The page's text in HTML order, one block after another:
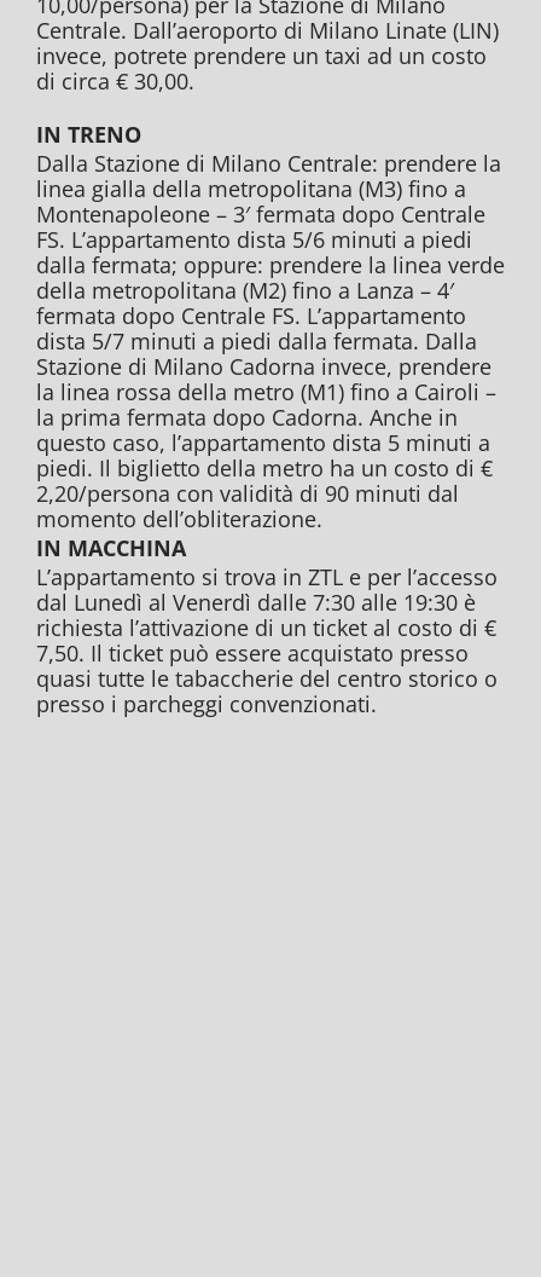
Centrale. Dall’aeroporto di Milano Linate (LIN)
invece, potrete prendere un taxi ad un costo
di circa € 30,00.
IN TRENO
Dalla Stazione di Milano Centrale: prendere la
linea gialla della metropolitana (M3) fino a
Montenapoleone – 3′ fermata dopo Centrale
FS. L’appartamento dista 5/6 minuti a piedi
dalla fermata; oppure: prendere la linea verde
della metropolitana (M2) fino a Lanza – 4′
fermata dopo Centrale FS. L’appartamento
dista 5/7 minuti a piedi dalla fermata. Dalla
Stazione di Milano Cadorna invece, prendere
la linea rossa della metro (M1) fino a Cairoli –
la prima fermata dopo Cadorna. Anche in
questo caso, l’appartamento dista 5 minuti a
piedi. Il biglietto della metro ha un costo di €
2,20/persona con validità di 90 minuti dal
momento dell’obliterazione.
IN MACCHINA
L’appartamento si trova in ZTL e per l’accesso
dal Lunedì al Venerdì dalle 7:30 alle 19:30 è
richiesta l’attivazione di un ticket al costo di €
7,50. Il ticket può essere acquistato presso
quasi tutte le tabaccherie del centro storico o
presso i parcheggi convenzionati.